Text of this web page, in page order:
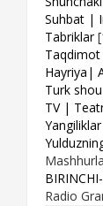
Suhbat |
Tabriklar
Taqdimot
Hayriya|
Turk
TV |
Yangiliklar
Radio